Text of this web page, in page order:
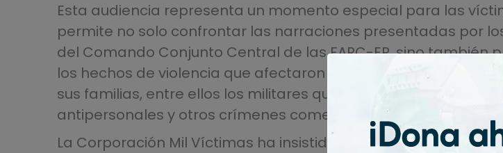
Esta audiencia representa un momento especial para las
permite no solo confrontar las narraciones presentadas por
del Comando Conjunto Central de las FARC-EP, sino también
los hechos de violencia que afectaron a los miembros de la
sus familias, entre ellos los militares que sufrieron graves
antipersonales y otros crímenes cometidos en el marco de
La Corporación Mil Víctimas ha insistido en que la centralidad